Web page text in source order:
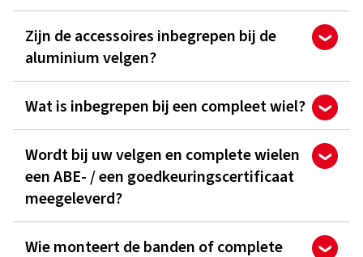
Zijn de accessoires inbegrepen bij de
aluminium velgen?
Wat is inbegrepen bij een compleet wiel?
Wordt bij uw velgen en complete wielen
een ABE- / een goedkeuringscertificaat
meegeleverd?
Wie monteert de banden of complete